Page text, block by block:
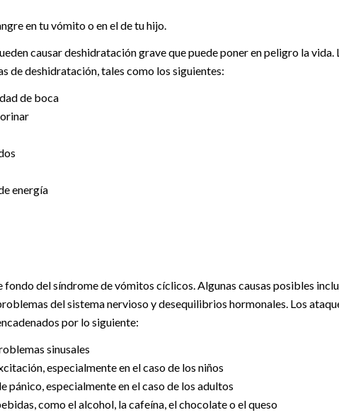
en tu vómito o en el de tu hijo.
causar deshidratación grave que puede poner en peligro la vida.
de deshidratación, tales como los siguientes:
de boca
energía
fondo del síndrome de vómitos cíclicos. Algunas causas posibles
del sistema nervioso y desequilibrios hormonales. Los
por lo siguiente:
sinusales
especialmente en el caso de los niños
pánico, especialmente en el caso de los adultos
como el alcohol, la cafeína, el chocolate o el queso